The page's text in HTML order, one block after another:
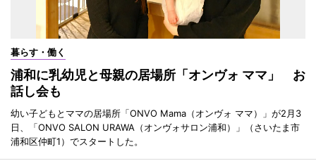
暮らす・働く
浦和に乳幼児と母親の居場所「オンヴォ ママ」 お
話し会も
幼い子どもとママの居場所「ONVO Mama（オンヴォ ママ）」が2月3
日、「ONVO SALON URAWA（オンヴォサロン浦和）」（さいたま市
浦和区仲町1）でスタートした。